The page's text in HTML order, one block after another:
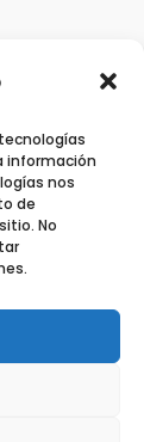
información
nos
de
No